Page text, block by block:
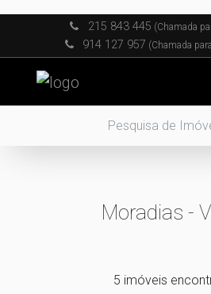
215 843 445 (Chamada
914 127 957 (Chamada
Pesquisa de
Moradias -
5 imóveis